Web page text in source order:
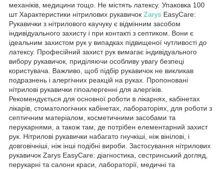
механіків, медицини тощо. Не містять латексу. Упаковка 100
шт Характеристики нітрилових рукавичок Zarys EasyCare:
Рукавички з нітрилового каучуку є відмінним засобом
індивідуального захисту і при контакті з септиком. Вони є
ідеальним захистом рук у випадках підвищеної чутливості до
латексу. Професійний захист рук вимагає індивідуального
вибору рукавичок, приділяючи особливу увагу безпеці
користувача. Важливо, щоб підбір рукавичок не викликав
подразнень і алергічних реакцій на руках. Пропоновані
нітрилові рукавички гіпоалергенні для алергіків.
Рекомендується для основної роботи в лікарнях, кабінетах
лікарів, стоматологічних кабінетах, лабораторіях, для роботи з
септичним матеріалом, косметичними засобами та
перукарнями, а також там, де потрібен елементарний захист
рук. Нітрилові рукавички набагато гнучкіші, ніж вінілові, і
довговічніші, ніж інші подібні вироби. Застосування нітрилових
рукавичок Zarys EasyCare: діагностика, сестринський догляд,
перукарні та салони краси, лабораторії, медичні та